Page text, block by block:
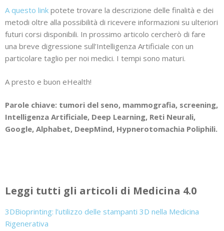
A questo link potete trovare la descrizione delle finalità e dei
metodi oltre alla possibilità di ricevere informazioni su ulteriori
futuri corsi disponibili. In prossimo articolo cercherò di fare
una breve digressione sull’Intelligenza Artificiale con un
particolare taglio per noi medici. I tempi sono maturi.
A presto e buon eHealth!
Parole chiave: tumori del seno, mammografia, screening,
Intelligenza Artificiale, Deep Learning, Reti Neurali,
Google, Alphabet, DeepMind, Hypnerotomachia Poliphili.
Leggi tutti gli articoli di Medicina 4.0
3DBioprinting: l’utilizzo delle stampanti 3D nella Medicina
Rigenerativa